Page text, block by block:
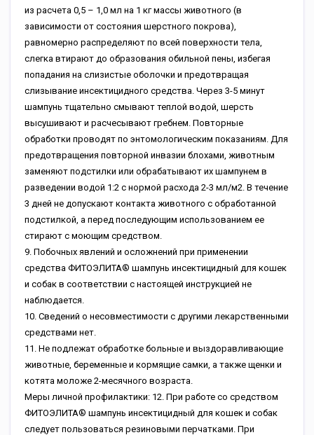
из расчета 0,5 – 1,0 мл на 1 кг массы животного (в
зависимости от состояния шерстного покрова),
равномерно распределяют по всей поверхности тела,
слегка втирают до образования обильной пены, избегая
попадания на слизистые оболочки и предотвращая
слизывание инсектицидного средства. Через 3-5 минут
шампунь тщательно смывают теплой водой, шерсть
высушивают и расчесывают гребнем. Повторные
обработки проводят по энтомологическим показаниям. Для
предотвращения повторной инвазии блохами, животным
заменяют подстилки или обрабатывают их шампунем в
разведении водой 1:2 с нормой расхода 2-3 мл/м2. В течение
3 дней не допускают контакта животного с обработанной
подстилкой, а перед последующим использованием ее
стирают с моющим средством.
9. Побочных явлений и осложнений при применении
средства ФИТОЭЛИТА® шампунь инсектицидный для кошек
и собак в соответствии с настоящей инструкцией не
наблюдается.
10. Сведений о несовместимости с другими лекарственными
средствами нет.
11. Не подлежат обработке больные и выздоравливающие
животные, беременные и кормящие самки, а также щенки и
котята моложе 2-месячного возраста.
Меры личной профилактики: 12. При работе со средством
ФИТОЭЛИТА® шампунь инсектицидный для кошек и собак
следует пользоваться резиновыми перчатками. При